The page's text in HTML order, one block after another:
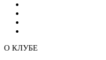
О КЛУБЕ